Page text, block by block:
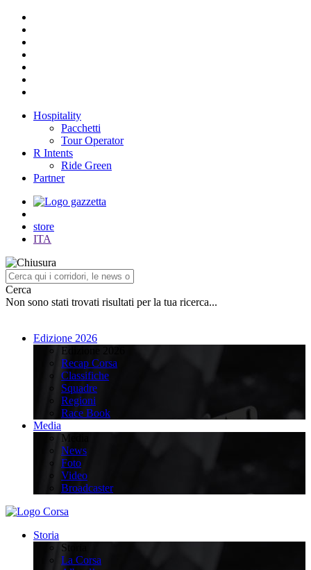
Hospitality
Pacchetti
Tour Operator
R Intents
Ride Green
Partner
store
ITA
Cerca
Non sono stati trovati risultati per la tua ricerca...
Edizione 2026
Edizione 2026
Recap Corsa
Classifiche
Squadre
Regioni
Race Book
Media
Media
News
Foto
Video
Broadcaster
Storia
Storia
La Corsa